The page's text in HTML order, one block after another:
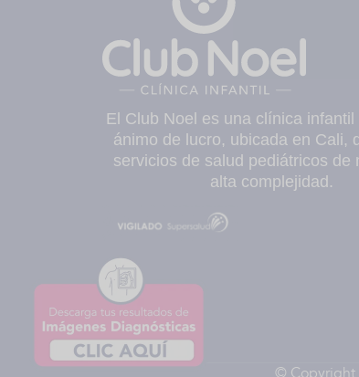
El Club Noel es una clínica infantil
ánimo de lucro, ubicada en Cali,
servicios de salud pediátricos de
alta complejidad.